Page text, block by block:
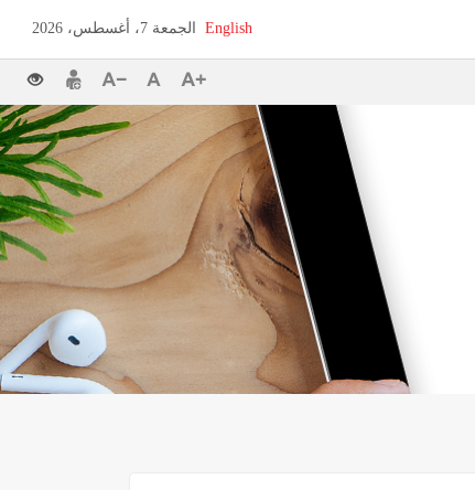
English الجمعة 7، أغسطس، 2026